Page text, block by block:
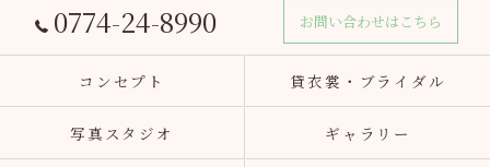
0774-24-8990 お問い合わせはこちら
コンセプト 貸衣裳・ブライダル
写真スタジオ ギャラリー